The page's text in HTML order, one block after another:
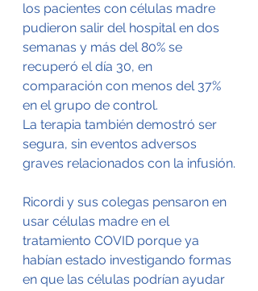
los pacientes con células madre
pudieron salir del hospital en dos
semanas y más del 80% se
recuperó el día 30, en
comparación con menos del 37%
en el grupo de control.
La terapia también demostró ser
segura, sin eventos adversos
graves relacionados con la infusión.
Ricordi y sus colegas pensaron en
usar células madre en el
tratamiento COVID porque ya
habían estado investigando formas
en que las células podrían ayudar